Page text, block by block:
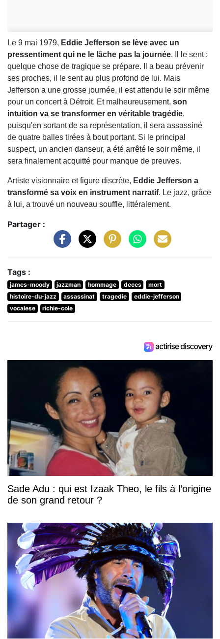
Le 9 mai 1979, Eddie Jefferson se lève avec un
pressentiment qui ne le lâche pas la journée. Il le sent :
quelque chose de tragique se prépare. Il a beau prévenir
ses proches, il le sent au plus profond de lui. Mais
Jefferson a une grosse journée, il est attendu le soir même
pour un concert à Détroit. Et malheureusement, son
intuition va se transformer en véritable tragédie,
puisqu'en sortant de sa représentation, il sera assassiné
de quatre balles tirées à bout portant. Si le principal
suspect, un ancien danseur, a été arrêté le soir même, il
sera finalement acquitté pour manque de preuves.
Artiste visionnaire et figure discrète, Eddie Jefferson a
transformé sa voix en instrument narratif. Le jazz, grâce
à lui, a trouvé un nouveau souffle, littéralement.
Partager :
Tags :
james-moody jazzman hommage deces
mort
histoire-du-jazz
assassinat tragedie
eddie-jefferson
vocalese
richie-cole
Sade Adu : qui est Izaak Theo, le fils à l’origine
de son grand retour ?